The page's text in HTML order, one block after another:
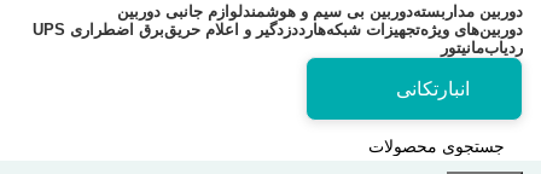
دوربین مداربستهدوربین بی سیم و هوشمندلوازم جانبی دوربین
دوربین‌های ویژهتجهیزات شبکههارددزدگیر و اعلام حریقبرق اضطراری UPS
ردیابمانیتور
انبارتکانی